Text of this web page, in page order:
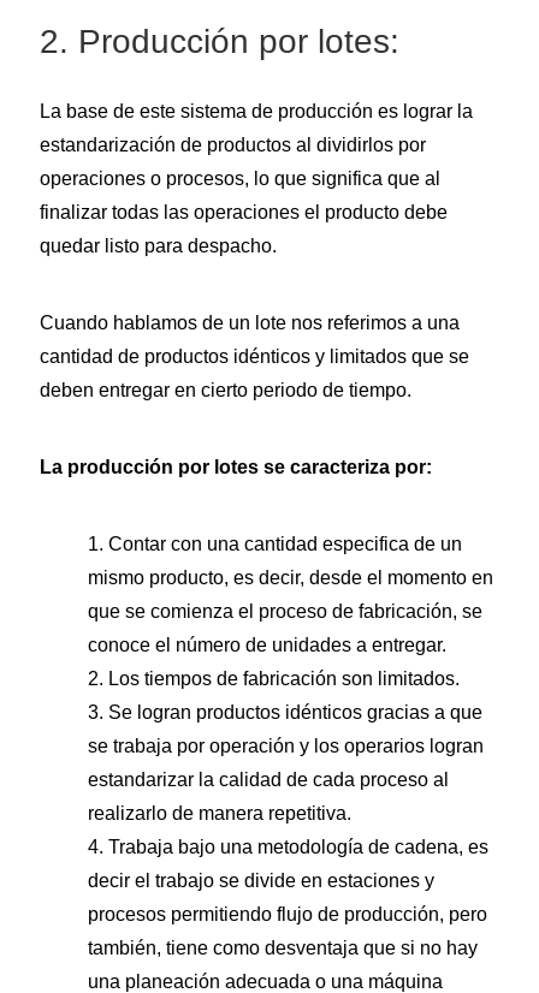
2. Producción por lotes:
La base de este sistema de producción es lograr la
estandarización de productos al dividirlos por
operaciones o procesos, lo que significa que al
finalizar todas las operaciones el producto debe
quedar listo para despacho.
Cuando hablamos de un lote nos referimos a una
cantidad de productos idénticos y limitados que se
deben entregar en cierto periodo de tiempo.
La producción por lotes se caracteriza por:
1. Contar con una cantidad especifica de un
mismo producto, es decir, desde el momento en
que se comienza el proceso de fabricación, se
conoce el número de unidades a entregar.
2. Los tiempos de fabricación son limitados.
3. Se logran productos idénticos gracias a que
se trabaja por operación y los operarios logran
estandarizar la calidad de cada proceso al
realizarlo de manera repetitiva.
4. Trabaja bajo una metodología de cadena, es
decir el trabajo se divide en estaciones y
procesos permitiendo flujo de producción, pero
también, tiene como desventaja que si no hay
una planeación adecuada o una máquina